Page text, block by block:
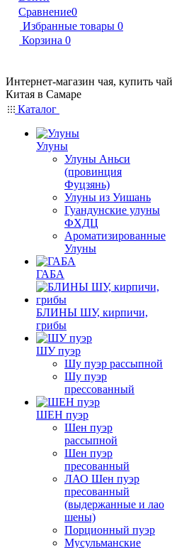
Сравнение0
Избранные товары 0
Корзина 0
Интернет-магазин чая, купить
Китая в Самаре
Каталог
Улуны
Улуны Аньси
(провинция
Фуцзянь)
Улуны из Уишань
Гуандунские улуны
ФХДЦ
Ароматизированные
Улуны
ГАБА
БЛИНЫ ШУ, кирпичи,
грибы
ШУ пуэр
Шу пуэр рассыпной
Шу пуэр
прессованный
ШЕН пуэр
Шен пуэр
рассыпной
Шен пуэр
пресованный
ЛАО Шен пуэр
пресованный
(выдержанные и лао
шены)
Порционный пуэр
Мусульманские